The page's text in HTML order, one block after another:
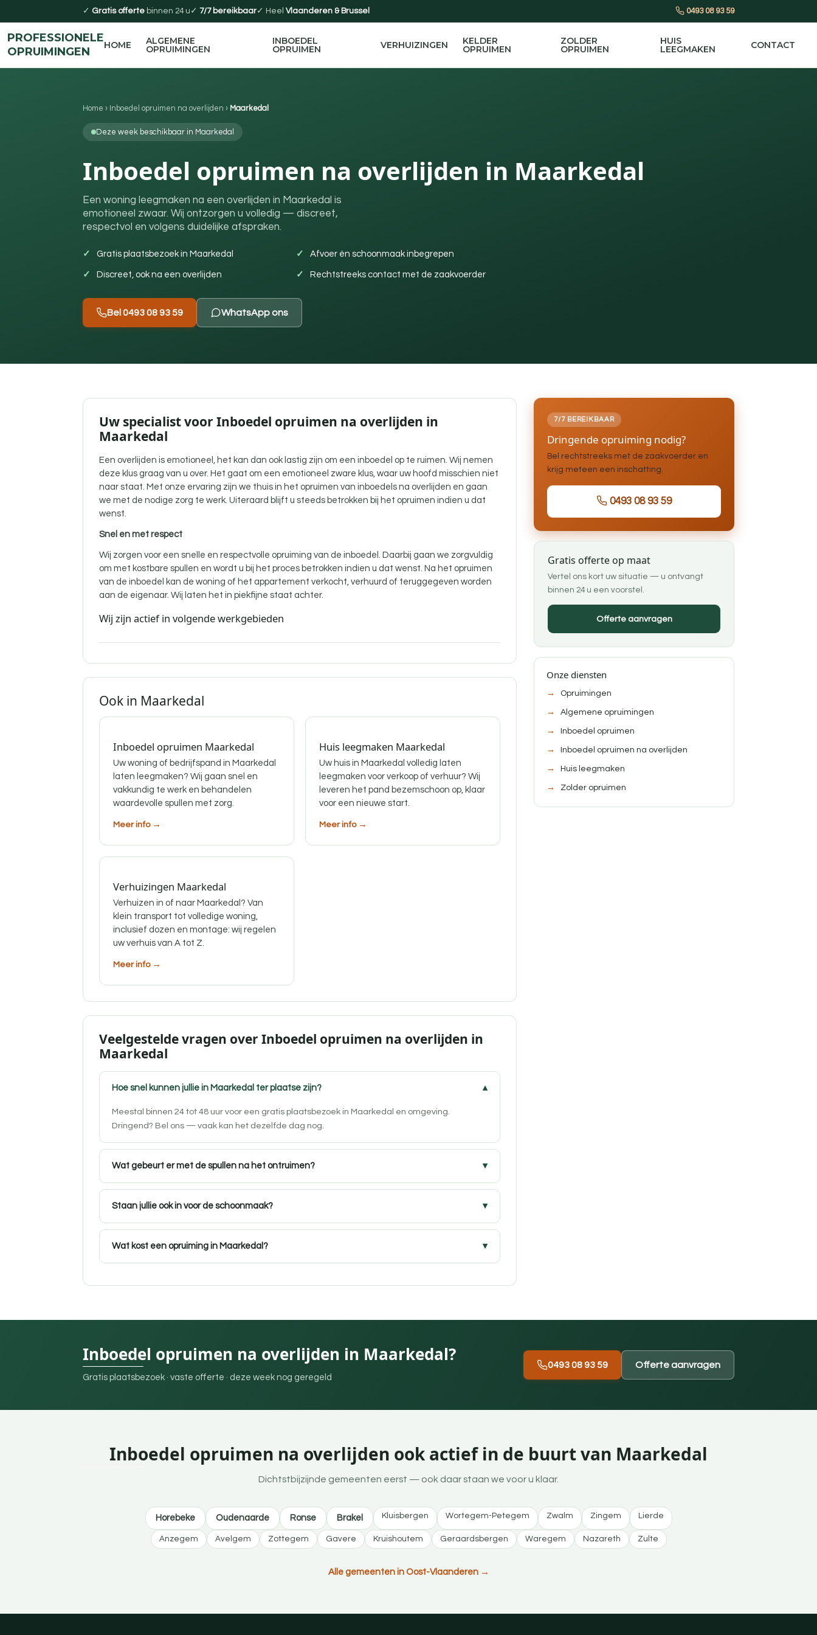
✓ Gratis offerte binnen 24 u ✓ 7/7 bereikbaar✓ Heel Vlaanderen & Brussel 0493 08 93 59
PROFESSIONELE
OPRUIMINGEN
HOME ALGEMENE
OPRUIMINGEN
INBOEDEL
OPRUIMEN VERHUIZINGEN KELDER
OPRUIMEN
ZOLDER
OPRUIMEN
HUIS
LEEGMAKEN CONTACT
Home › Inboedel opruimen na overlijden › Maarkedal
Deze week beschikbaar in Maarkedal
Inboedel opruimen na overlijden in Maarkedal
Een woning leegmaken na een overlijden in Maarkedal is
emotioneel zwaar. Wij ontzorgen u volledig — discreet,
respectvol en volgens duidelijke afspraken.
Gratis plaatsbezoek in Maarkedal Afvoer én schoonmaak inbegrepen
Discreet, ook na een overlijden Rechtstreeks contact met de zaakvoerder
Bel 0493 08 93 59 WhatsApp ons
Uw specialist voor Inboedel opruimen na overlijden in
Maarkedal
Een overlijden is emotioneel, het kan dan ook lastig zijn om een inboedel op te ruimen. Wij nemen
deze klus graag van u over. Het gaat om een emotioneel zware klus, waar uw hoofd misschien niet
naar staat. Met onze ervaring zijn we thuis in het opruimen van inboedels na overlijden en gaan
we met de nodige zorg te werk. Uiteraard blijft u steeds betrokken bij het opruimen indien u dat
wenst.
Snel en met respect
Wij zorgen voor een snelle en respectvolle opruiming van de inboedel. Daarbij gaan we zorgvuldig
om met kostbare spullen en wordt u bij het proces betrokken indien u dat wenst. Na het opruimen
van de inboedel kan de woning of het appartement verkocht, verhuurd of teruggegeven worden
aan de eigenaar. Wij laten het in piekfijne staat achter.
Wij zijn actief in volgende werkgebieden
Ook in Maarkedal
Inboedel opruimen Maarkedal
Uw woning of bedrijfspand in Maarkedal
laten leegmaken? Wij gaan snel en
vakkundig te werk en behandelen
waardevolle spullen met zorg.
Meer info →
Huis leegmaken Maarkedal
Uw huis in Maarkedal volledig laten
leegmaken voor verkoop of verhuur? Wij
leveren het pand bezemschoon op, klaar
voor een nieuwe start.
Meer info →
Verhuizingen Maarkedal
Verhuizen in of naar Maarkedal? Van
klein transport tot volledige woning,
inclusief dozen en montage: wij regelen
uw verhuis van A tot Z.
Meer info →
Veelgestelde vragen over Inboedel opruimen na overlijden in
Maarkedal
Hoe snel kunnen jullie in Maarkedal ter plaatse zijn?
Meestal binnen 24 tot 48 uur voor een gratis plaatsbezoek in Maarkedal en omgeving.
Dringend? Bel ons — vaak kan het dezelfde dag nog.
Wat gebeurt er met de spullen na het ontruimen?
Staan jullie ook in voor de schoonmaak?
Wat kost een opruiming in Maarkedal?
7/7 BEREIKBAAR
Dringende opruiming nodig?
Bel rechtstreeks met de zaakvoerder en
krijg meteen een inschatting.
0493 08 93 59
Gratis offerte op maat
Vertel ons kort uw situatie — u ontvangt
binnen 24 u een voorstel.
Offerte aanvragen
Onze diensten
Opruimingen
Algemene opruimingen
Inboedel opruimen
Inboedel opruimen na overlijden
Huis leegmaken
Zolder opruimen
Inboedel opruimen na overlijden in Maarkedal?
Gratis plaatsbezoek · vaste offerte · deze week nog geregeld
0493 08 93 59 Offerte aanvragen
Inboedel opruimen na overlijden ook actief in de buurt van Maarkedal
Dichtstbijzijnde gemeenten eerst — ook daar staan we voor u klaar.
Horebeke Oudenaarde Ronse Brakel Kluisbergen Wortegem-Petegem Zwalm Zingem Lierde
Anzegem Avelgem Zottegem Gavere Kruishoutem Geraardsbergen Waregem Nazareth Zulte
Alle gemeenten in Oost-Vlaanderen →